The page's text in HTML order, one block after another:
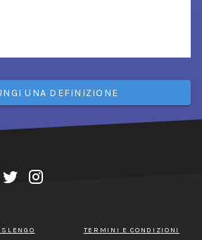
UNA DEFINIZIONE
TERMINI E CONDIZIONI